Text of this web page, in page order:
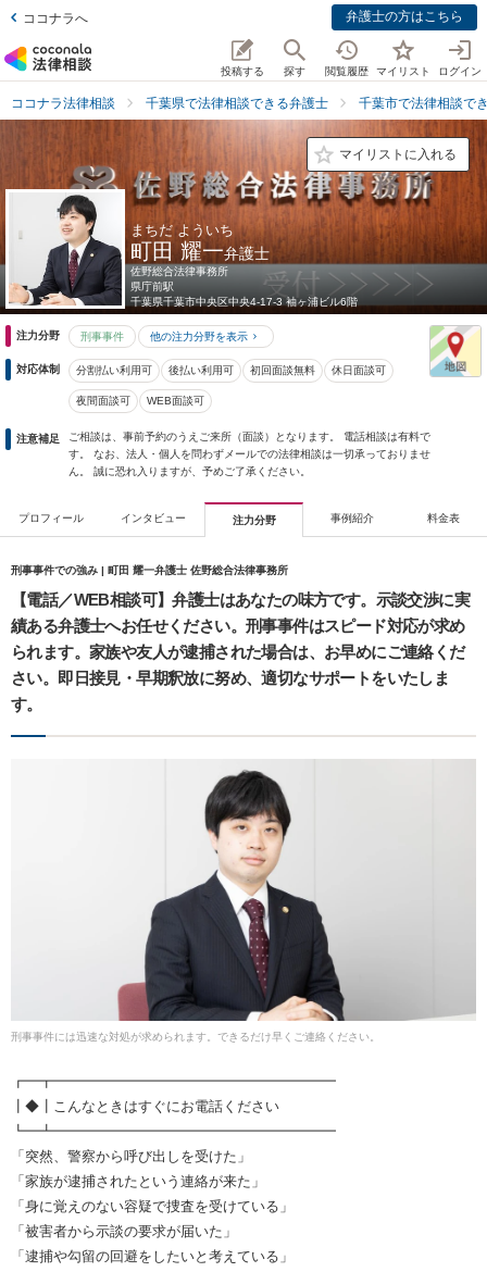
ココナラへ 弁護士の方はこちら
投稿する 探す 閲覧履歴 マイリスト ログイン
ココナラ法律相談 千葉県で法律相談できる弁護士 千葉市で法律相談で
マイリストに入れる
まちだ よういち
町田 耀一弁護士
佐野総合法律事務所
県庁前駅
千葉県千葉市中央区中央4-17-3 袖ヶ浦ビル6階
注力分野 刑事事件 他の注力分野を表示
対応体制 分割払い利用可 後払い利用可 初回面談無料 休日面談可
夜間面談可 WEB面談可
注意補足
ご相談は、事前予約のうえご来所（面談）となります。 電話相談は有料で
す。 なお、法人・個人を問わずメールでの法律相談は一切承っておりませ
ん。 誠に恐れ入りますが、予めご了承ください。
プロフィール インタビュー 注力分野 事例紹介 料金表
刑事事件での強み | 町田 耀一弁護士 佐野総合法律事務所
【電話／WEB相談可】弁護士はあなたの味方です。示談交渉に実
績ある弁護士へお任せください。刑事事件はスピード対応が求め
られます。家族や友人が逮捕された場合は、お早めにご連絡くだ
さい。即日接見・早期釈放に努め、適切なサポートをいたしま
す。
刑事事件には迅速な対処が求められます。できるだけ早くご連絡ください。
┏━┳━━━━━━━━━━━━━━━━━━━━
┃◆┃こんなときはすぐにお電話ください
┗━┻━━━━━━━━━━━━━━━━━━━━
「突然、警察から呼び出しを受けた」
「家族が逮捕されたという連絡が来た」
「身に覚えのない容疑で捜査を受けている」
「被害者から示談の要求が届いた」
「逮捕や勾留の回避をしたいと考えている」